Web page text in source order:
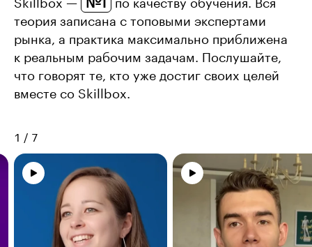
Skillbox — №1
по качеству обучения. Вся
теория записана с топовыми экспертами
рынка, а практика максимально приближена
к реальным рабочим задачам. Послушайте,
что говорят те, кто уже достиг своих целей
вместе со Skillbox.
1 / 7